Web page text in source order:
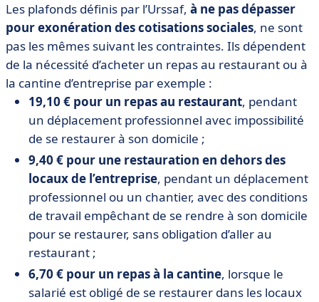
Les plafonds définis par l’Urssaf, à ne pas dépasser
pour exonération des cotisations sociales, ne sont
pas les mêmes suivant les contraintes. Ils dépendent
de la nécessité d’acheter un repas au restaurant ou à
la cantine d’entreprise par exemple :
19,10 € pour un repas au restaurant, pendant
un déplacement professionnel avec impossibilité
de se restaurer à son domicile ;
9,40 € pour une restauration en dehors des
locaux de l’entreprise, pendant un déplacement
professionnel ou un chantier, avec des conditions
de travail empêchant de se rendre à son domicile
pour se restaurer, sans obligation d’aller au
restaurant ;
6,70 € pour un repas à la cantine, lorsque le
salarié est obligé de se restaurer dans les locaux